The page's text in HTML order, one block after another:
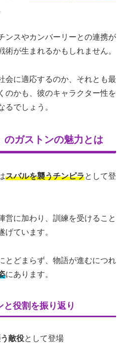
ンスやカンバーリーとの連携が
が生まれるかもしれません。
会に適応するのか、それとも最
のかも、彼のキャラクター性を
るでしょう。
のガストンの魅力とは
スバルを襲うチンピラとして登
営に加わり、訓練を受けること
げています。
とどまらず、物語が進むにつれ
にあります。
と役割を振り返り
敵役として登場